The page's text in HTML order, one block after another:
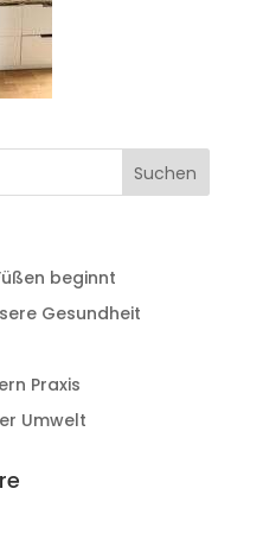
beginnt
Gesundheit
Praxis
Umwelt